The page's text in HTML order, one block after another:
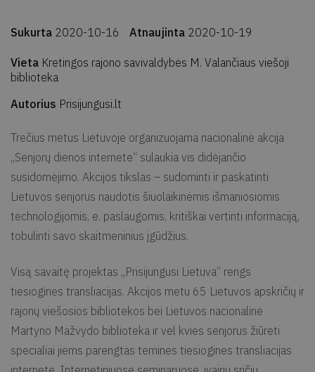
Sukurta 2020-10-16 Atnaujinta 2020-10-19
Vieta Kretingos rajono savivaldybės M. Valančiaus viešoji
biblioteka
Autorius Prisijungusi.lt
Trečius metus Lietuvoje organizuojama nacionalinė akcija
„Senjorų dienos internete“ sulaukia vis didėjančio
susidomėjimo. Akcijos tikslas – sudominti ir paskatinti
Lietuvos senjorus naudotis šiuolaikinėmis išmaniosiomis
technologijomis, e. paslaugomis, kritiškai vertinti informaciją,
tobulinti savo skaitmeninius įgūdžius.
Visą savaitę projektas „Prisijungusi Lietuva“ rengs
tiesiogines transliacijas. Akcijos metu 65 Lietuvos apskričių ir
rajonų viešosios bibliotekos bei Lietuvos nacionalinė
Martyno Mažvydo biblioteka ir vėl kvies senjorus žiūrėti
specialiai jiems parengtas temines tiesiogines transliacijas